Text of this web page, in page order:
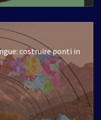
costruire ponti in